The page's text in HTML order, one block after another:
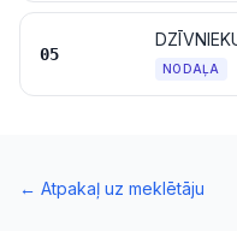
05
NODAĻA
← Atpakaļ uz meklētāju